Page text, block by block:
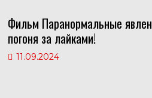
Фильм Паранормальные
погоня за лайками!
11.09.2024